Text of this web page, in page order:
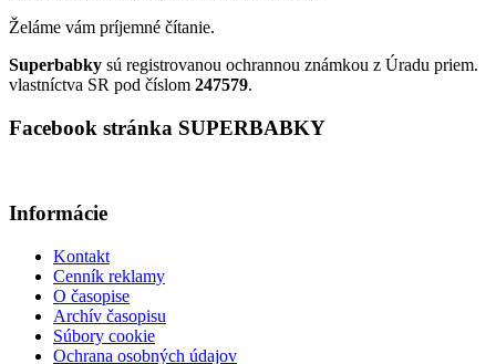
Želáme vám príjemné čítanie.
Superbabky sú registrovanou ochrannou známkou z Úradu priem.
vlastníctva SR pod číslom 247579.
Facebook stránka SUPERBABKY
Informácie
Kontakt
Cenník reklamy
O časopise
Archív časopisu
Súbory cookie
Ochrana osobných údajov